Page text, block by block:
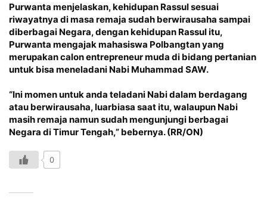
Purwanta menjelaskan, kehidupan Rassul sesuai
riwayatnya di masa remaja sudah berwirausaha sampai
diberbagai Negara, dengan kehidupan Rassul itu,
Purwanta mengajak mahasiswa Polbangtan yang
merupakan calon entrepreneur muda di bidang pertanian
untuk bisa meneladani Nabi Muhammad SAW.
“Ini momen untuk anda teladani Nabi dalam berdagang
atau berwirausaha, luarbiasa saat itu, walaupun Nabi
masih remaja namun sudah mengunjungi berbagai
Negara di Timur Tengah,” bebernya. (RR/ON)
0